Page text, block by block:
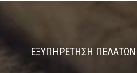
ΕΞΥΠΗΡΕΤΗΣΗ ΠΕΛΑΤΩΝ